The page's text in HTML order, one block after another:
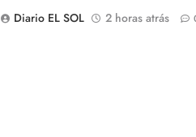
Diario EL SOL 2 horas atrás